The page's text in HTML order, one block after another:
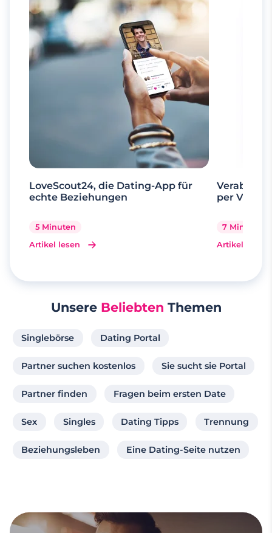
LoveScout24, die Dating-App für
echte Beziehungen
5 Minuten
Artikel lesen
per
7 Minuten
Artikel lesen
Unsere Beliebten Themen
Singlebörse Dating Portal
Partner suchen kostenlos Sie sucht sie Portal
Partner finden Fragen beim ersten Date
Sex Singles Dating Tipps Trennung
Beziehungsleben Eine Dating-Seite nutzen